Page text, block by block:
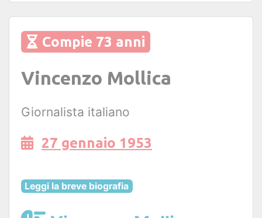
Compie 73 anni
Vincenzo Mollica
Giornalista italiano
27 gennaio 1953
Leggi la breve biografia